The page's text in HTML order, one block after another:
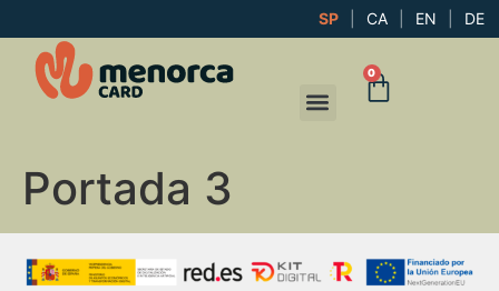
SP CA EN DE
0
Portada 3